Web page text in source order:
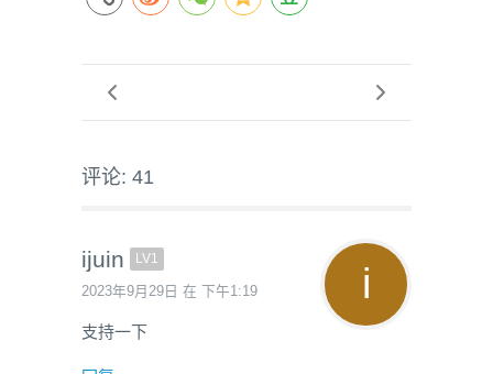
评论: 41
ijuin LV1
2023年9月29日 在 下午1:19
支持一下